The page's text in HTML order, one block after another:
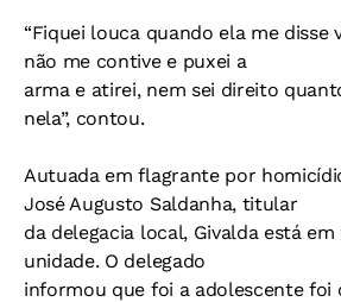
“Fiquei louca quando ela me disse
não me contive e puxei a
arma e atirei, nem sei direito
nela”, contou.
Autuada em flagrante por
José Augusto Saldanha, titular
da delegacia local, Givalda está
unidade. O delegado
informou que foi a adolescente foi